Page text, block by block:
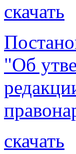
скачать
"Об
скачать